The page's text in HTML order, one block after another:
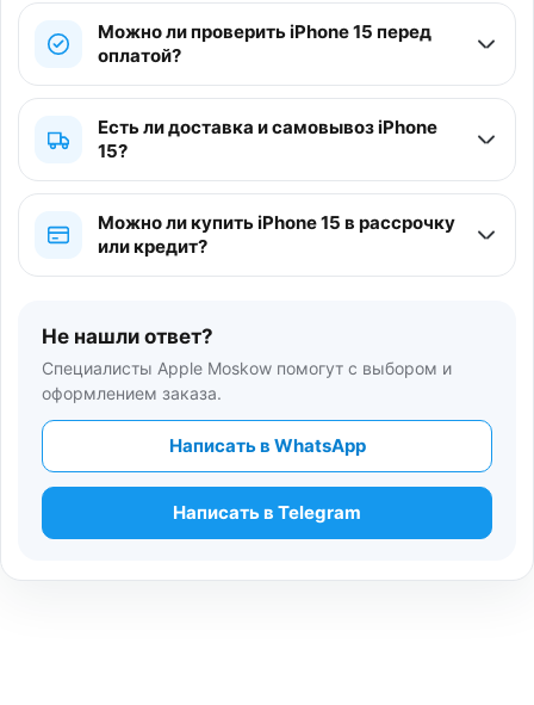
Можно ли проверить iPhone 15 перед
оплатой?
Есть ли доставка и самовывоз iPhone
15?
Можно ли купить iPhone 15 в рассрочку
или кредит?
Не нашли ответ?
Специалисты Apple Moskow помогут с выбором и
оформлением заказа.
Написать в WhatsApp
Написать в Telegram